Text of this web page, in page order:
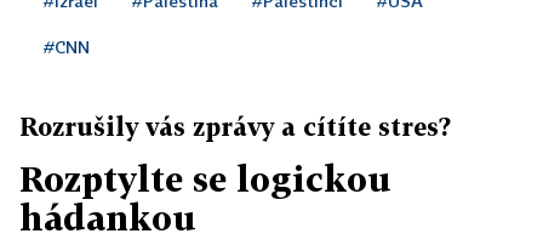
#CNN
Rozrušily vás zprávy a cítíte stres?
Rozptylte se logickou
hádankou